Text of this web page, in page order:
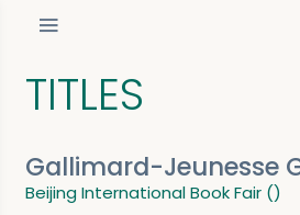
TITLES
Gallimard-Jeunesse
Beijing International Book Fair ()